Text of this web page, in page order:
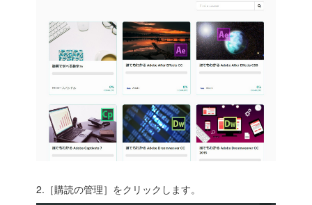
2.［購読の管理］をクリックします。